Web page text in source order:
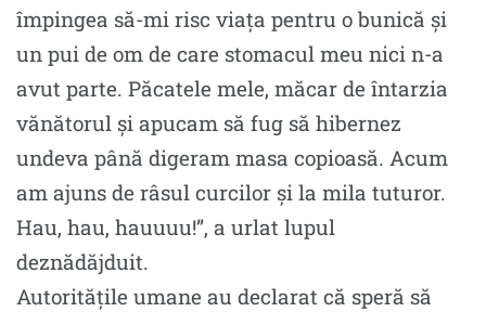
împingea să-mi risc viaţa pentru o bunică şi
un pui de om de care stomacul meu nici n-a
avut parte. Păcatele mele, măcar de întarzia
vănătorul şi apucam să fug să hibernez
undeva până digeram masa copioasă. Acum
am ajuns de râsul curcilor şi la mila tuturor.
Hau, hau, hauuuu!”, a urlat lupul
deznădăjduit.
Autoritățile umane au declarat că speră să